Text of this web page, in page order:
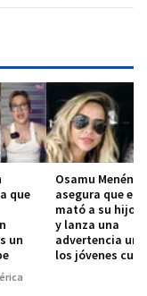
que
un
Osamu
asegura que el
mató a su hijo
y lanza una
advertencia
los jóvenes